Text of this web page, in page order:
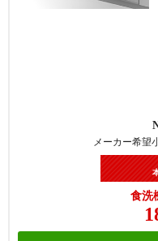
メーカー希望
食洗